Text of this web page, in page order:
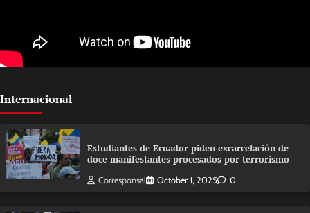
Internacional
Estudiantes de Ecuador piden excarcelación de
doce manifestantes procesados por terrorismo
Corresponsal October 1, 2025 0